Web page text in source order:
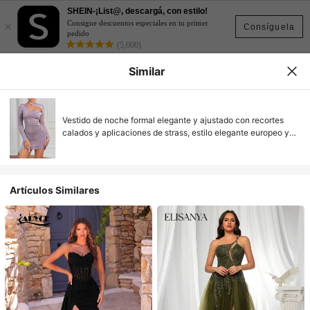
Consíguela
×
SHEIN-¡List@, descargá, con estilo!
Consigue descuentos especiales en tu primer
pedido
(5,000)
Similar
Vestido de noche formal elegante y ajustado con recortes
calados y aplicaciones de strass, estilo elegante europeo y
Artículos Similares